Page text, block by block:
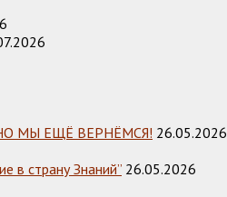
МЫ ЕЩЁ ВЕРНЁМСЯ! 26.05.2026
в страну Знаний” 26.05.2026